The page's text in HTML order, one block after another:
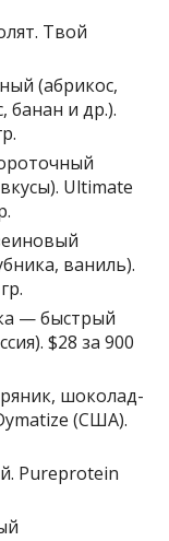
Твой
(абрикос,
банан и др.).
Ultimate
ваниль).
— быстрый
$28 за 900
шоколад-
(США).
Pureprotein